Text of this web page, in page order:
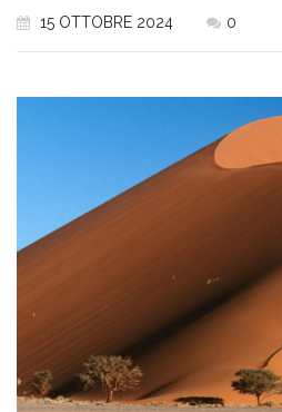
15 OTTOBRE 2024 0